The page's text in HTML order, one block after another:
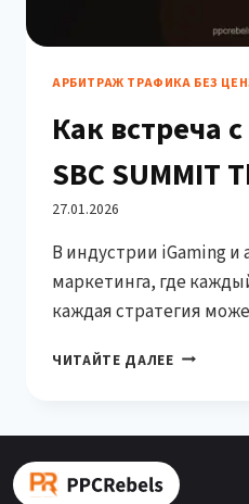
АРБИТРАЖ ТРАФИКА БЕЗ
Как встреча
SBC SUMMIT
изменит
iGaming
почему PPC
не остановить)
27.01.2026
В индустрии iGaming и
маркетинга, где
каждая стратегия
Именно поэтому PPC
международным
The Point (the-point.io),
ЧИТАЙТЕ ДАЛЕЕКАК
НА
SBC